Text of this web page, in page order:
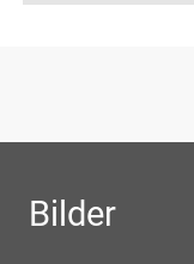
Bilder